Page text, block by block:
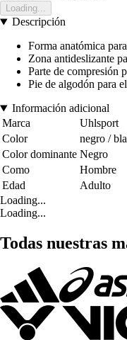
Loading...
Descripción
Forma anatómica
Zona antideslizante
Parte de compresión
Pie de algodón para
Información adicional
Marca
Uhlsport
Color
negro /
Color dominante Negro
Como
Hombre
Edad
Adulto
Loading...
Loading...
Todas nuestras